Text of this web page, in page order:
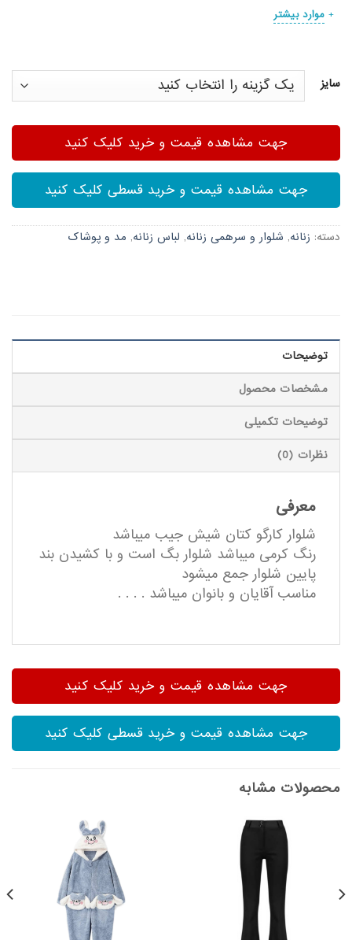
موارد بیشتر
سایز
جهت مشاهده قیمت و خرید کلیک کنید
جهت مشاهده قیمت و خرید قسطی کلیک کنید
دسته: زنانه, شلوار و سرهمی زنانه, لباس زنانه, مد و پوشاک
توضیحات
مشخصات محصول
توضیحات تکمیلی
نظرات (0)
معرفی
شلوار کارگو کتان شیش جیب میباشد
رنگ کرمی میباشد شلوار بگ است و با کشیدن بند
پایین شلوار جمع میشود
مناسب آقایان و بانوان میباشد . . . .
جهت مشاهده قیمت و خرید کلیک کنید
جهت مشاهده قیمت و خرید قسطی کلیک کنید
محصولات مشابه